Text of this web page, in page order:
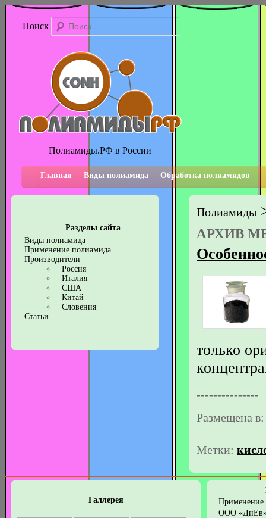
Поиск
Полиамиды.РФ в России
Главная Виды полиамида Обработка полиамидов
Полиамиды
АРХИВ
только
---------------
Размещена
Метки:
Разделы сайта
Виды полиамида
Применение полиамида
Производители
Россия
Италия
США
Китай
Словения
Статьи
Галлерея
Применение
ООО